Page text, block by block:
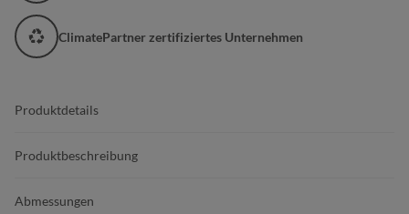
ClimatePartner zertifiziertes Unternehmen
Produktdetails
Produktbeschreibung
Abmessungen